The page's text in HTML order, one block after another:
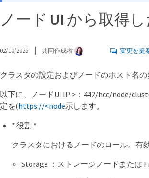
ノード UI から取得
02/10/2025 共同作成者 変更を提
クラスタの設定およびノードのホスト名
以下に、ノードUI IP >：442/hcc/node/
定を(https://<node示します。
* 役割 *
クラスタにおけるノードのロール。有
Storage ：ストレージノードまたは